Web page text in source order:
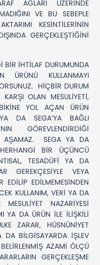
AĞLARI ÜZERİNDE
VE BU SEBEPLE
KESİNTİLERİNİN
GERÇEKLEŞTİĞİNİ
BİR İHTİLAF DURUMUNDA
ÜRÜNÜ KULLANMAYI
HİÇBİR DURUM
OLAN MESULİYETİ,
YOL AÇAN ÜRÜN
DA SEGA’YA BAĞLI
GÖREVLENDİRDİĞİ
AŞAMAZ. SEGA YA DA
BİR ÜÇÜNCÜ
TESADÜFİ YA DA
GEREKÇESİYLE VEYA
EDİLİP EDİLMEMESİNDEN
KULLANIM, VERİ YA DA
NAZARİYESİ
YA DA ÜRÜN İLE İLİŞKİLİ
ZARAR, HÜSNÜNİYET
DA BİLGİSAYARDA İŞLEV
AZAMİ ÖLÇÜ
GERÇEKLEŞME